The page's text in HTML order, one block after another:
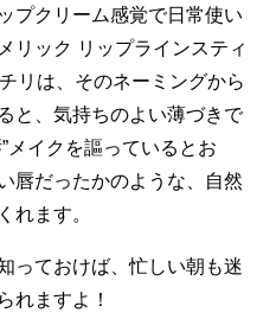
プクリーム感覚で日常使い
リック リップラインスティ
リは、そのネーミングから
と、気持ちのよい薄づきで
メイクを謳っているとお
唇だったかのような、自然
れます。
っておけば、忙しい朝も迷
れますよ！